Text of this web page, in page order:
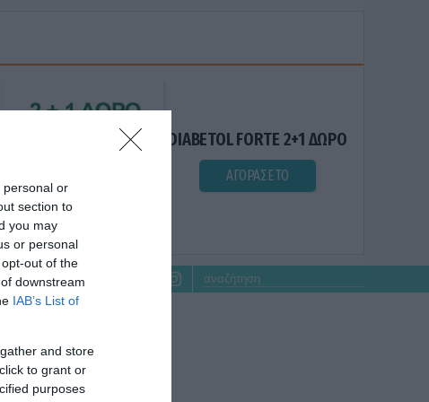
personal or
section to
you may
or personal
out of the
downstream
IAB’s List of
and store
to grant or
purposes
DIABETOL FORTE 2+1 ΔΩΡΟ
ΑΓΟΡΑΣΕ ΤΟ